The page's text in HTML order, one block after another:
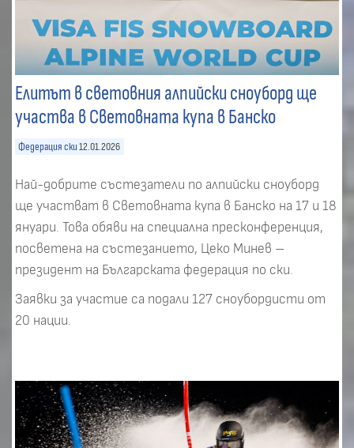
Елитът в световния алпийски сноуборд ще
участва в Световната купа в Банско
Федерация ски 12.01.2026
Най-добрите състезатели по алпийски сноуборд
ще участват в Световната купа в Банско на 17 и 18
януари. Това обяви на специална пресконференция,
посветена на състезанието, Цеко Минев –
президент на Българската федерация по ски.
Заявки за участие са подали 127 сноубордисти от
20 нации.